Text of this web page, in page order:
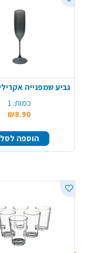
כמות: 1
₪8.90
הוספה לסל